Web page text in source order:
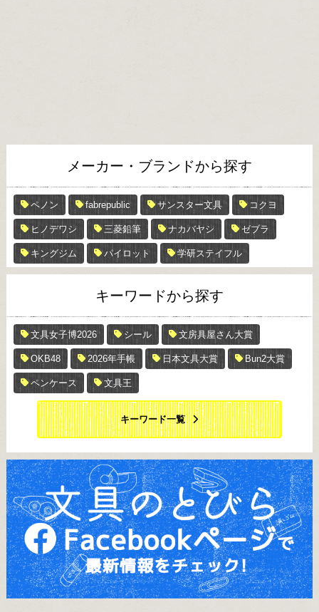
メーカー・ブランドから探す
ペノン fabrepublic サンスター文具 コクヨ
ヒノデワシ 三菱鉛筆 ナカバヤシ ゼブラ
キングジム パイロット 学研ステイフル
キーワードから探す
文具女子博2026 シール 文房具屋さん大賞
OKB48 2026年手帳 日本文具大賞 Bun2大賞
ペンケース 文具王
キーワード一覧